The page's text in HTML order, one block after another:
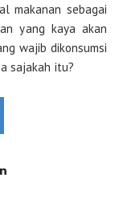
makanan sebagai
yang kaya akan
wajib dikonsumsi
sajakah itu?